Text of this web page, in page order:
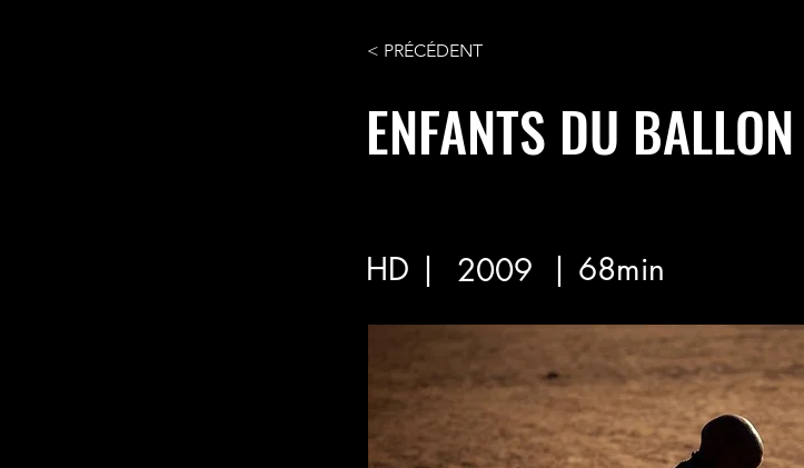
< PRÉCÉDENT
ENFANTS DU BALLON
HD | 2009 | 68min